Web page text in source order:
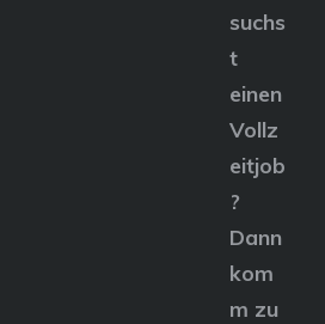
suchs
t
einen
Vollz
eitjob
?
Dann
kom
m zu